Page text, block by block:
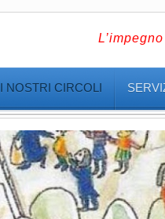
I NOSTRI CIRCOLI